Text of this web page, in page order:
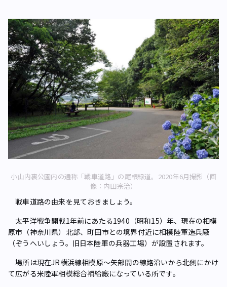
小山内裏公園内の通称「戦車道路」の尾根緑道。2020年6月撮影（画
像：内田宗治）
戦車道路の由来を見ておきましょう。
太平洋戦争開戦1年前にあたる1940（昭和15）年、現在の相模
原市（神奈川県）北部、町田市との境界付近に相模陸軍造兵廠
（ぞうへいしょう。旧日本陸軍の兵器工場）が設置されます。
場所は現在JR横浜線相模原～矢部間の線路沿いから北側にかけ
て広がる米陸軍相模総合補給廠になっている所です。